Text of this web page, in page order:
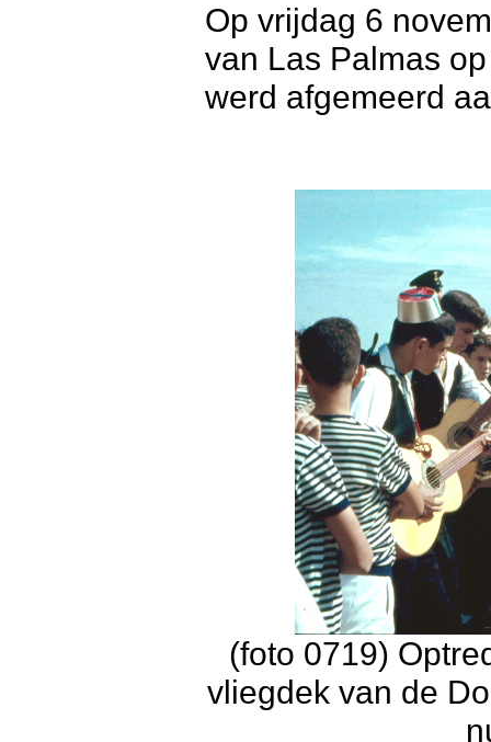
Op vrijdag 6
van Las Palmas
werd afgemeerd
(foto 0719)
vliegdek van de